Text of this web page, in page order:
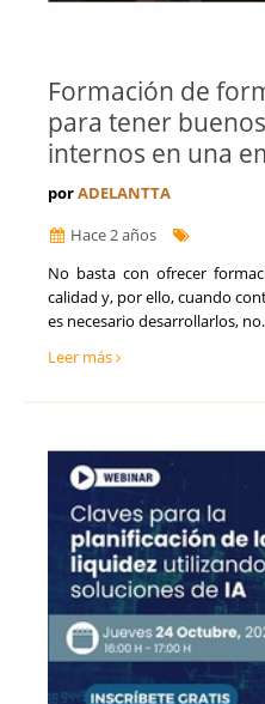
Formación de
para tener
internos en una
porADELANTTA
Hace 2 años
No basta con ofrecer
calidad y, por ello, cuando
es necesario desarrollarlos,
Leer más